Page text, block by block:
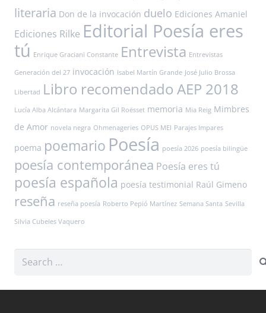
literaria Don de la invocación duelo Ediciones Amaniel
Ediciones Rilke Editorial Poesía eres
tú Enrique Graciani Constante Entrevista Entrevistas
Generación del 27 invocación Isabel Martín Grande José Julio Brossa
Libertad Libro recomendado AEP 2018
Lucía Alba Alcántara Margarita Gil Roësset memoria Mia Reig Mimbres
de Amor novela negra Ohmenageries OPUS MEI Parajes Impares
poema poemario Poesía poesía 2026 poesía bilingüe
poesía contemporánea Poesía eres tú
poesía española poesía testimonial Raúl Gimeno
reseña reseña poesía Roberto Pepió Martínez Semana Santa Sevilla
Silvia Cubeles Vaquero
Search